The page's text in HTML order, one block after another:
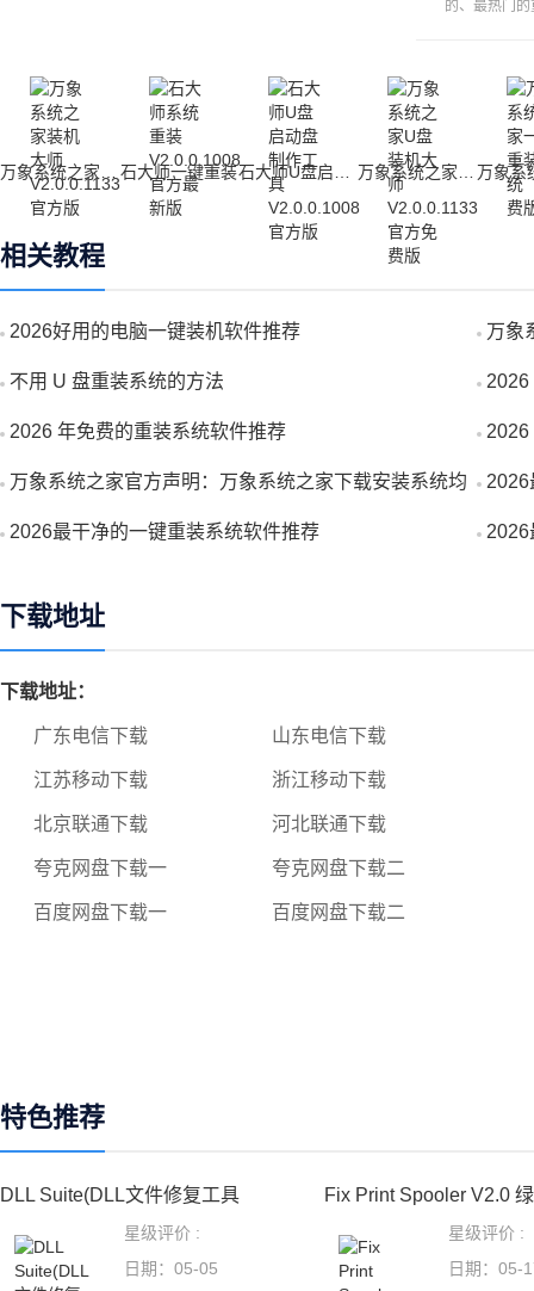
的、最热门
石大师一键重装
相关教程
2026好用的电脑一键装机软件推荐 万象
不用 U 盘重装系统的方法 2026
2026 年免费的重装系统软件推荐 2026
万象系统之家官方声明：万象系统之家下载安装系统均
2026
2026最干净的一键重装系统软件推荐 2026
下载地址
下载地址：
广东电信下载 山东电信下载
江苏移动下载 浙江移动下载
北京联通下载 河北联通下载
夸克网盘下载一 夸克网盘下载二
百度网盘下载一 百度网盘下载二
特色推荐
DLL Suite(DLL文件修复工具
星级评价 :
日期：05-05
Fix Print Spooler V2.0 绿
星级评价 :
日期：05-